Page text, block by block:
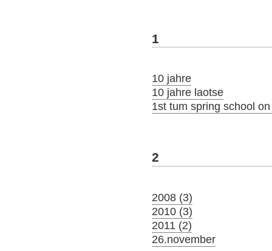
1
10 jahre
10 jahre laotse
1st tum spring school
2
2008 (3)
2010 (3)
2011 (2)
26.november